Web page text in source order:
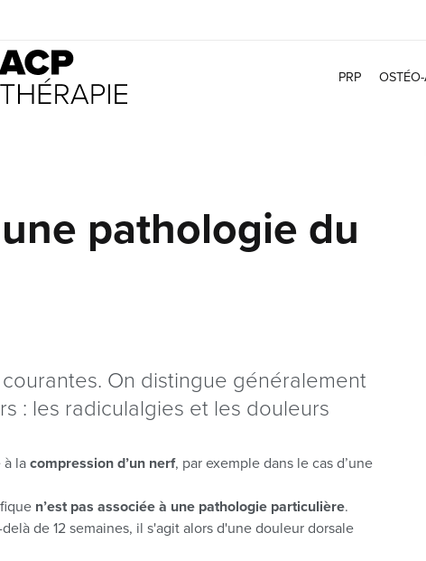
PRP
pathologie du
On distingue généralement
: les radiculalgies et les douleurs
lacompression d’un nerf, par exemple dans le cas d’une
n’est pas associée à une pathologie particulière.
de 12 semaines, il s'agit alors d'une douleur dorsale